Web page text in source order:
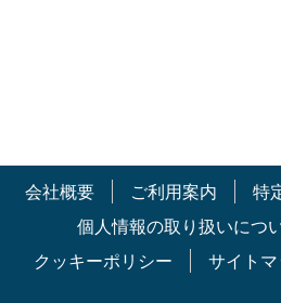
会社概要 ご利用案内
特
個人情報の取り扱いにつ
クッキーポリシー
サイト